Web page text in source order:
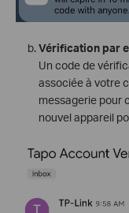
Vérification par
Un code de
associée à votre
messagerie pour
nouvel appareil